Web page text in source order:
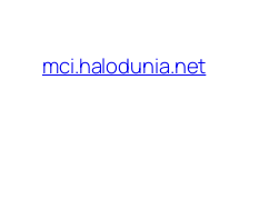
konten
mci.halodunia.net